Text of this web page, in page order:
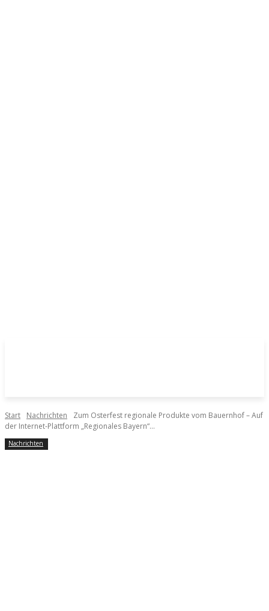
Start Nachrichten
Zum Osterfest regionale Produkte vom Bauernhof – Auf
der Internet-Plattform „Regionales Bayern“...
Nachrichten